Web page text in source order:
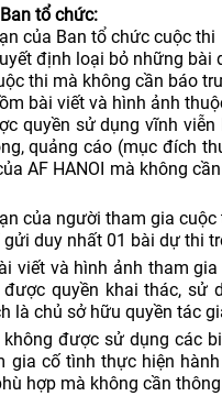
tổ chức:
của Ban tổ chức cuộc thi
định loại bỏ những bài
thi mà không cần báo
bài viết và hình ảnh
quyền sử dụng vĩnh
quảng cáo (mục đích
AF HANOI mà không
của người tham gia cuộc
duy nhất 01 bài dự thi
viết và hình ảnh tham
quyền khai thác, sử
là chủ sở hữu quyền tác
được sử dụng các
gia cố tình thực hiện
hợp mà không cần